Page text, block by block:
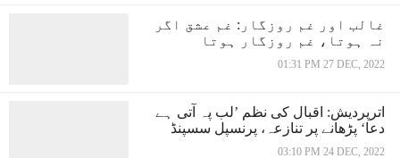
غالب اور غم روزگار: غم عشق اگر
نہ ہوتا، غم روزگار ہوتا
01:31 PM 27 DEC, 2022
اترپردیش: اقبال کی نظم ’لب پہ آتی ہے
دعا‘ پڑھانے پر تنازعہ، پرنسپل سسپنڈ
03:10 PM 24 DEC, 2022